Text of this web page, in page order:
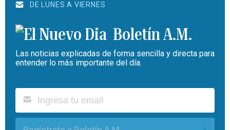
DE LUNES A VIERNES
Boletín A.M.
Las noticias explicadas de forma sencilla y directa para
entender lo más importante del día.